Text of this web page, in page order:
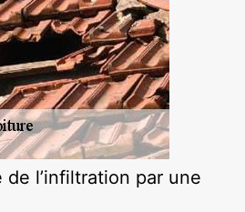
de l’infiltration par une